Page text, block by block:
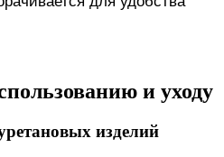
и уходу
изделий